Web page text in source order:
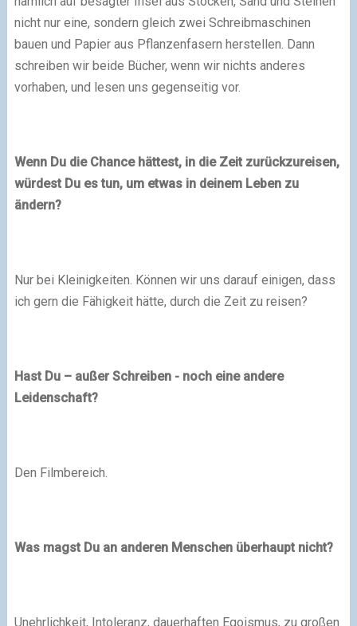
nicht nur eine, sondern gleich zwei Schreibmaschinen
bauen und Papier aus Pflanzenfasern herstellen. Dann
schreiben wir beide Bücher, wenn wir nichts anderes
vorhaben, und lesen uns gegenseitig vor.
Wenn Du die Chance hättest, in die Zeit zurückzureisen,
würdest Du es tun, um etwas in deinem Leben zu
ändern?
Nur bei Kleinigkeiten. Können wir uns darauf einigen, dass
ich gern die Fähigkeit hätte, durch die Zeit zu reisen?
Hast Du – außer Schreiben - noch eine andere
Leidenschaft?
Den Filmbereich.
Was magst Du an anderen Menschen überhaupt nicht?
Unehrlichkeit, Intoleranz, dauerhaften Egoismus, zu großen